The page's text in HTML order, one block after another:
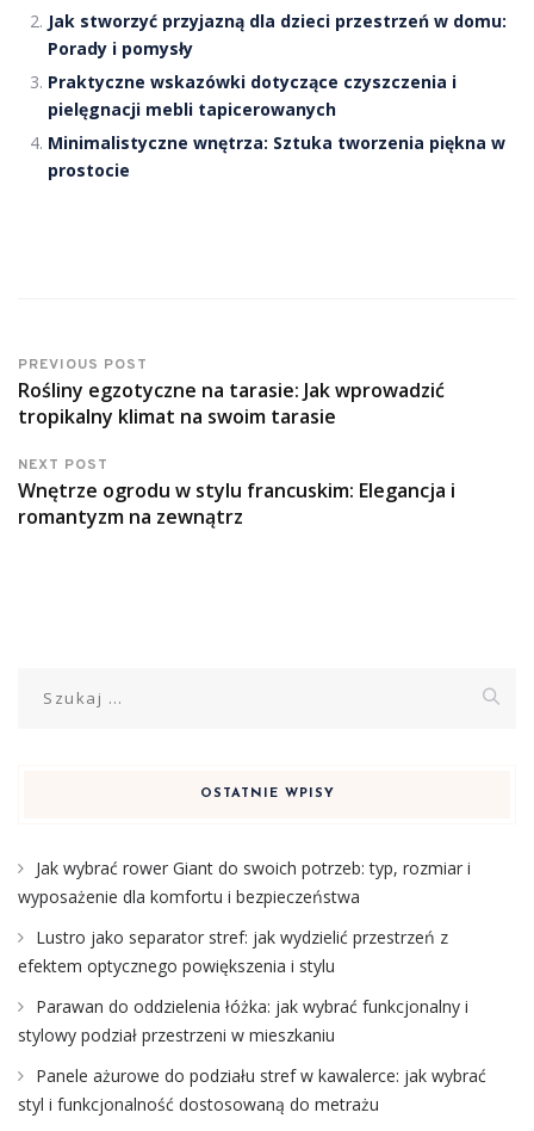
Jak stworzyć przyjazną dla dzieci przestrzeń w domu:
Porady i pomysły
Praktyczne wskazówki dotyczące czyszczenia i
pielęgnacji mebli tapicerowanych
Minimalistyczne wnętrza: Sztuka tworzenia piękna w
prostocie
PREVIOUS POST
Rośliny egzotyczne na tarasie: Jak wprowadzić
tropikalny klimat na swoim tarasie
NEXT POST
Wnętrze ogrodu w stylu francuskim: Elegancja i
romantyzm na zewnątrz
OSTATNIE WPISY
Jak wybrać rower Giant do swoich potrzeb: typ, rozmiar i
wyposażenie dla komfortu i bezpieczeństwa
Lustro jako separator stref: jak wydzielić przestrzeń z
efektem optycznego powiększenia i stylu
Parawan do oddzielenia łóżka: jak wybrać funkcjonalny i
stylowy podział przestrzeni w mieszkaniu
Panele ażurowe do podziału stref w kawalerce: jak wybrać
styl i funkcjonalność dostosowaną do metrażu